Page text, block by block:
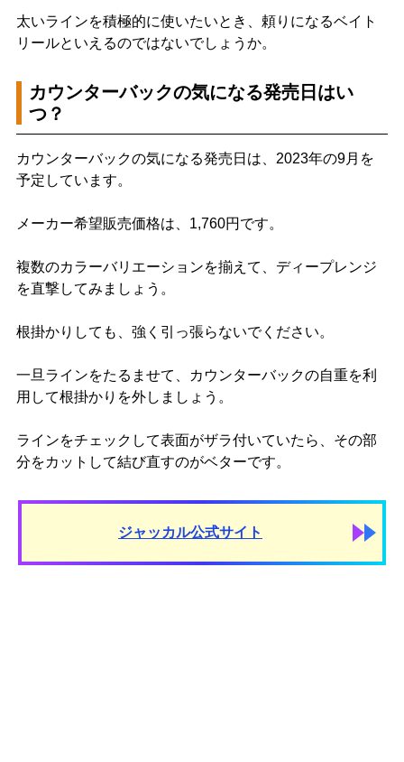
太いラインを積極的に使いたいとき、頼りになるベイト
リールといえるのではないでしょうか。
カウンターバックの気になる発売日はい
つ？
カウンターバックの気になる発売日は、2023年の9月を
予定しています。
メーカー希望販売価格は、1,760円です。
複数のカラーバリエーションを揃えて、ディープレンジ
を直撃してみましょう。
根掛かりしても、強く引っ張らないでください。
一旦ラインをたるませて、カウンターバックの自重を利
用して根掛かりを外しましょう。
ラインをチェックして表面がザラ付いていたら、その部
分をカットして結び直すのがベターです。
ジャッカル公式サイト